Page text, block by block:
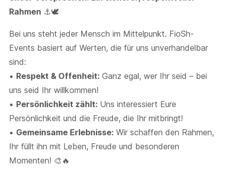
Rahmen ⚓🕊️
Bei uns steht jeder Mensch im Mittelpunkt. FioSh-
Events basiert auf Werten, die für uns unverhandelbar
sind:
• Respekt & Offenheit:Ganz egal, wer Ihr seid – bei
uns seid Ihr willkommen!
• Persönlichkeit zählt:Uns interessiert Eure
Persönlichkeit und die Freude, die Ihr mitbringt!
• Gemeinsame Erlebnisse:Wir schaffen den Rahmen,
Ihr füllt ihn mit Leben, Freude und besonderen
Momenten! 🎨🔥